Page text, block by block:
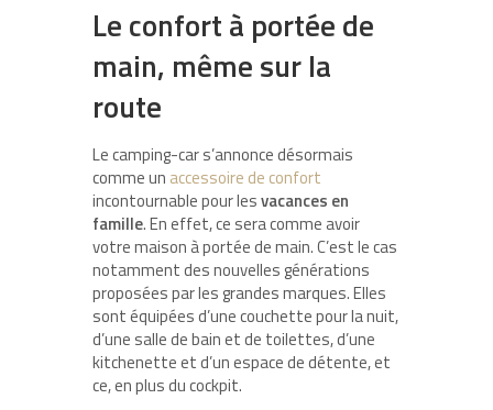
Le confort à portée de
main, même sur la
route
Le camping-car s’annonce désormais
comme un accessoire de confort
incontournable pour lesvacances en
famille. En effet, ce sera comme avoir
votre maison à portée de main. C’est le cas
notamment des nouvelles générations
proposées par les grandes marques. Elles
sont équipées d’une couchette pour la nuit,
d’une salle de bain et de toilettes, d’une
kitchenette et d’un espace de détente, et
ce, en plus du cockpit.